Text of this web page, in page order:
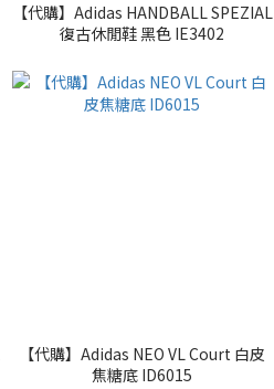
【代購】Adidas HANDBALL SPEZIAL
復古休閒鞋 黑色 IE3402
【代購】Adidas NEO VL Court 白皮
焦糖底 ID6015